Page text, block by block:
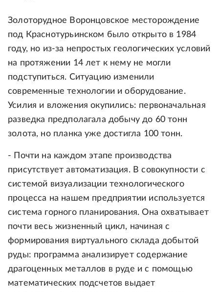
Золоторудное Воронцовское месторождение
под Краснотурьинском было открыто в 1984
году, но из-за непростых геологических условий
на протяжении 14 лет к нему не могли
подступиться. Ситуацию изменили
современные технологии и оборудование.
Усилия и вложения окупились: первоначальная
разведка предполагала добычу до 60 тонн
золота, но планка уже достигла 100 тонн.
- Почти на каждом этапе производства
присутствует автоматизация. В совокупности с
системой визуализации технологического
процесса на нашем предприятии используется
система горного планирования. Она охватывает
почти весь жизненный цикл, начиная с
формирования виртуального склада добытой
руды: программа анализирует содержание
драгоценных металлов в руде и с помощью
математических подсчетов выдает